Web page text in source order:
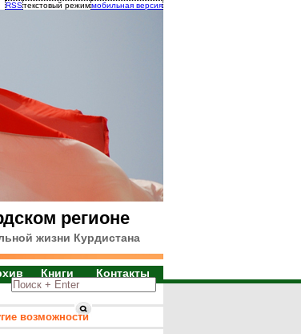
RSSтекстовый режиммобильная версия
регионе
жизни Курдистана
Книги Контакты
возможности